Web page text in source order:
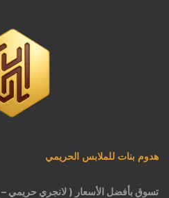
هدوم بنات للملابس الحريمي
تسوق بأفضل الأسعار ( لانجري حريمي –